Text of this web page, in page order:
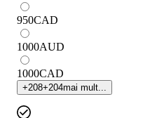
950CAD
1000AUD
1000CAD
+208+204mai mult...